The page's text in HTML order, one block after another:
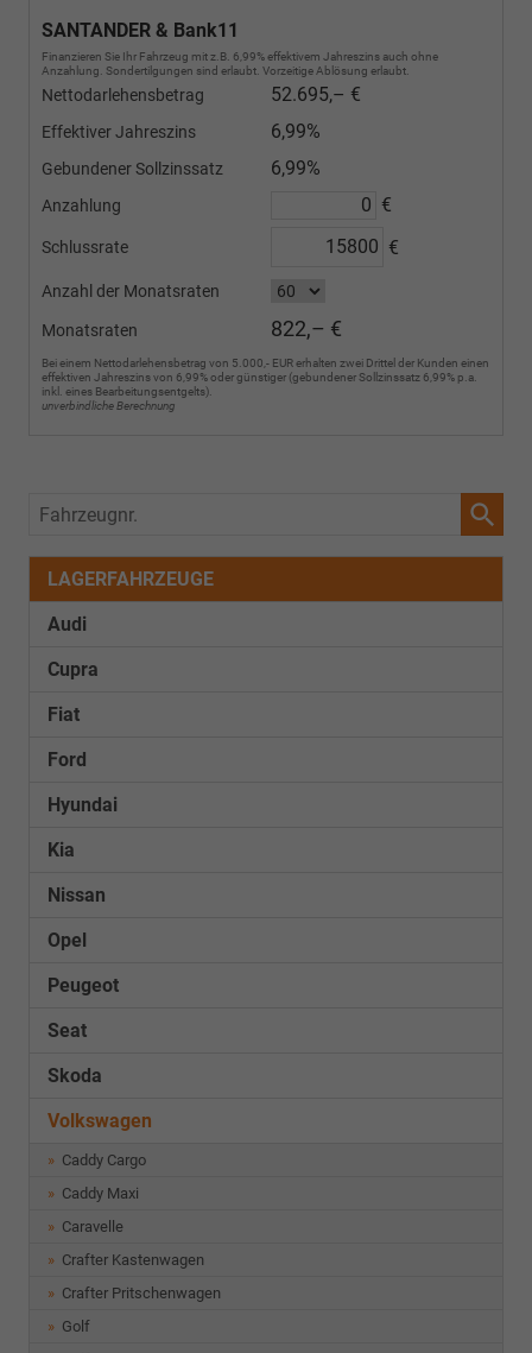
SANTANDER & Bank11
Finanzieren Sie Ihr Fahrzeug mit z.B. 6,99% effektivem Jahreszins auch ohne
Anzahlung. Sondertilgungen sind erlaubt. Vorzeitige Ablösung erlaubt.
Nettodarlehensbetrag 52.695,– €
Effektiver Jahreszins 6,99%
Gebundener Sollzinssatz 6,99%
Anzahlung €
Schlussrate €
Anzahl der Monatsraten
Monatsraten 822,– €
Bei einem Nettodarlehensbetrag von 5.000,- EUR erhalten zwei Drittel der Kunden einen
effektiven Jahreszins von 6,99% oder günstiger (gebundener Sollzinssatz 6,99% p.a.
inkl. eines Bearbeitungsentgelts).
unverbindliche Berechnung
Fahrzeugnr.
LAGERFAHRZEUGE
Audi
Cupra
Fiat
Ford
Hyundai
Kia
Nissan
Opel
Peugeot
Seat
Skoda
Volkswagen
Caddy Cargo
Caddy Maxi
Caravelle
Crafter Kastenwagen
Crafter Pritschenwagen
Golf